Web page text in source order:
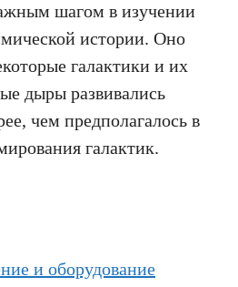
шагом в изучении
истории. Оно
галактики и их
дыры развивались
чем предполагалось в
галактик.
и оборудование